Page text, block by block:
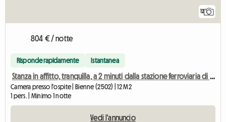
12
804 € / notte
Risponde rapidamente Istantanea
Stanza in affitto, tranquilla, a 2 minuti dalla stazione ferroviaria di Bienne
Camera presso l'ospite | Bienne (2502) | 12 M2
1 pers. | Minimo 1 notte
Vedi l'annuncio